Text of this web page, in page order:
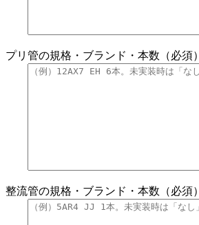
プリ管の規格・ブランド・本数（必須）
整流管の規格・ブランド・本数（必須）